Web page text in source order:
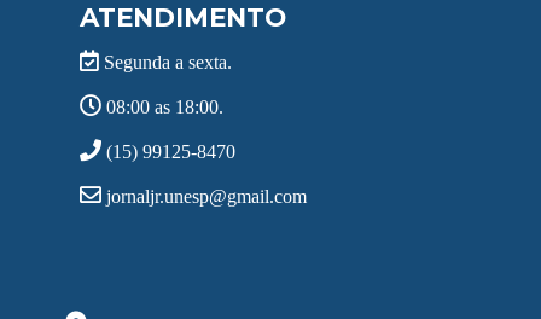
ATENDIMENTO
Segunda a sexta.
08:00 as 18:00.
(15) 99125-8470
jornaljr.unesp@gmail.com